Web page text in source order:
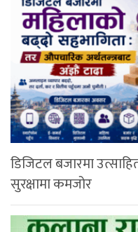
डिजिटल बजारमा
सुरक्षामा कमजोर